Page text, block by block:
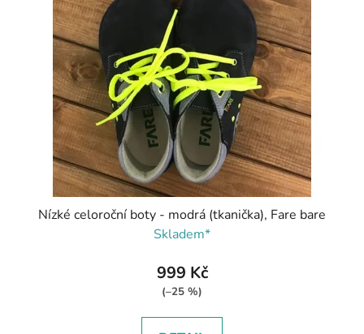
Nízké celoroční boty - modrá (tkanička), Fare bare
Skladem*
999 Kč
(–25 %)